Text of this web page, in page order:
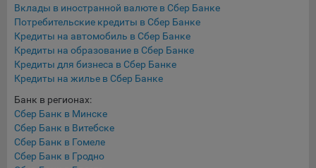
9.4. Аналитические файлы cookie, например
Яндекс.Метрика, Google Analytics. Данные файлы cookie
собирают информацию о том, как пользователь
использовал сайты, и позволяют Обществу вносить в них
улучшения.
Аналитические файлы cookie показывают, какие страницы
сайта Общества посещаются чаще всего, помогают
выявлять трудности, возникающие при использовании
сайта, а также позволяют оценить эффективность
рекламы. Благодаря этому у Общества есть возможность
Вклады в иностранной валюте в Сбер Банке
Потребительские кредиты в Сбер Банке
Кредиты на автомобиль в Сбер Банке
Кредиты на образование в Сбер Банке
Кредиты для бизнеса в Сбер Банке
Кредиты на жилье в Сбер Банке
Банк в регионах:
Сбер Банк в Минске
Сбер Банк в Витебске
Сбер Банк в Гомеле
Сбер Банк в Гродно